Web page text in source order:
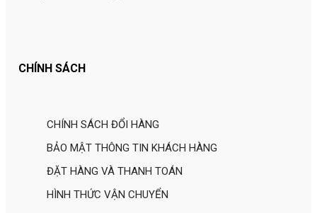
CHÍNH SÁCH
CHÍNH SÁCH ĐỔI HÀNG
BẢO MẬT THÔNG TIN KHÁCH HÀNG
ĐẶT HÀNG VÀ THANH TOÁN
HÌNH THỨC VẬN CHUYỂN